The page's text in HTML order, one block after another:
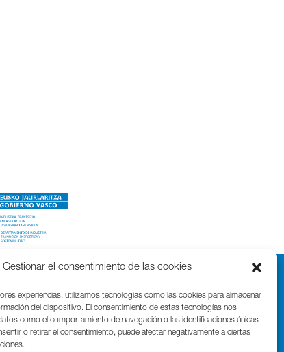
Gestionar el consentimiento de las cookies
experiencias, utilizamos tecnologías como las cookies para almacenar
del dispositivo. El consentimiento de estas tecnologías nos
como el comportamiento de navegación o las identificaciones únicas
o retirar el consentimiento, puede afectar negativamente a ciertas